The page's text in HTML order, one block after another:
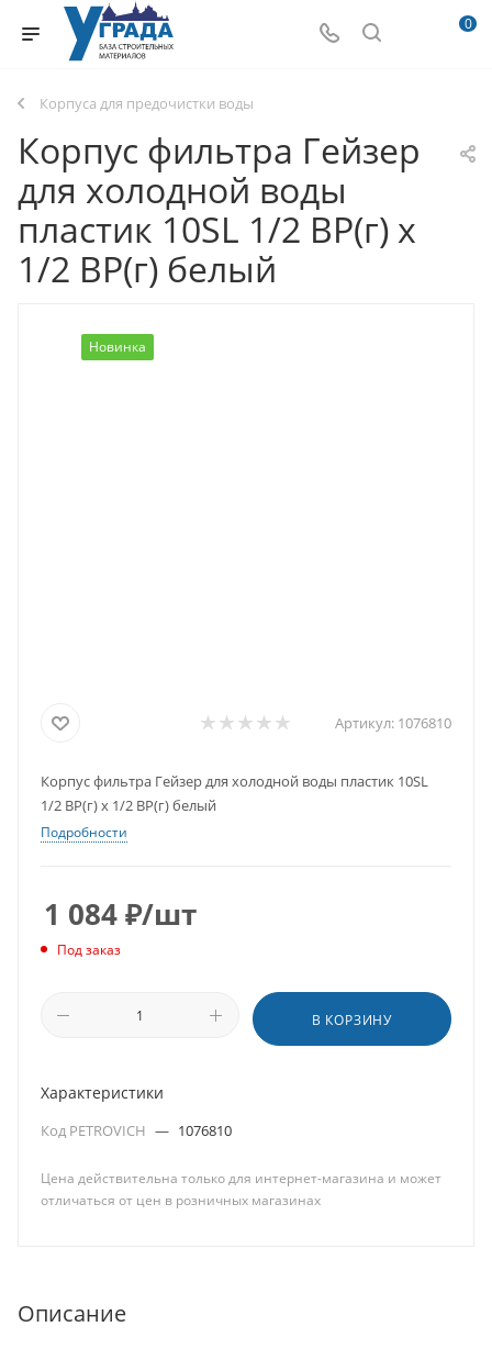
0
Корпуса для предочистки воды
Корпус фильтра Гейзер
для холодной воды
пластик 10SL 1/2 ВР(г) х
1/2 ВР(г) белый
Новинка
Артикул: 1076810
Корпус фильтра Гейзер для холодной воды пластик 10SL
1/2 ВР(г) х 1/2 ВР(г) белый
Подробности
1 084₽/шт
Под заказ
В КОРЗИНУ
Характеристики
Код PETROVICH — 1076810
Цена действительна только для интернет-магазина и может
отличаться от цен в розничных магазинах
Описание